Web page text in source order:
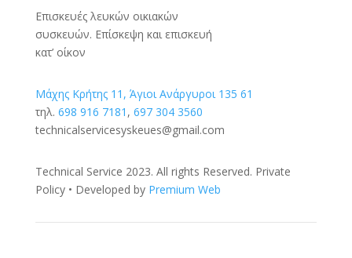
Επισκευές λευκών οικιακών
συσκευών. Επίσκεψη και επισκευή
κατ’ οίκον
Μάχης Κρήτης 11, Άγιοι Ανάργυροι 135 61
τηλ. 698 916 7181 , 697 304 3560
technicalservicesyskeues@gmail.com
Technical Service 2023. All rights Reserved. Private
Policy • Developed by Premium Web